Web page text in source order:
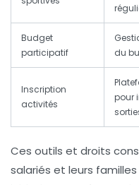
Budget
participatif
du
Inscription
activités
pour
Ces outils et droits
salariés et leurs